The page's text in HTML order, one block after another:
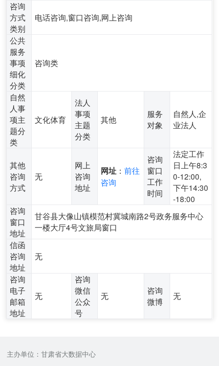
咨询
方式
类别
电话咨询,窗口咨询,网上咨询
公共
服务
事项
细化
分类
咨询类
自然
人事
项主
题分
类
文化体育
法人
事项
主题
分类
其他
服务
对象
自然人,企
业法人
其他
咨询
方式
无
网上
咨询
地址
网址 ：前往
咨询
咨询
窗口
工作
时间
法定工作
日上午8:3
0-12:00,
下午14:30
-18:00
咨询
窗口
地址
甘谷县大像山镇模范村冀城南路2号政务服务中心
一楼大厅4号文旅局窗口
信函
咨询
地址
无
咨询
电子
邮箱
地址
无
咨询
微信
公众
号
无
咨询
微博
无
主办单位：甘肃省大数据中心